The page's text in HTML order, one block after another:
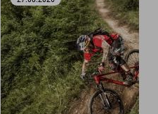
unvergessliche Trailmomente.